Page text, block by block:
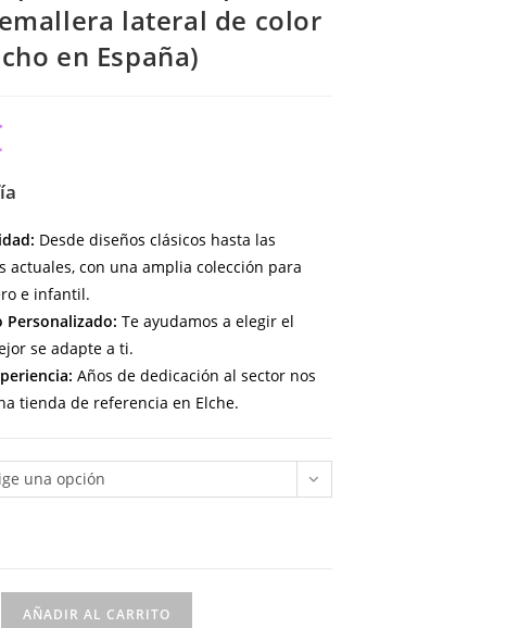
lateral de color
en España)
Desde diseños clásicos hasta las
actuales, con una amplia colección para
e infantil.
Personalizado: Te ayudamos a elegir el
se adapte a ti.
Años de dedicación al sector nos
tienda de referencia en Elche.
una opción
AÑADIR AL CARRITO